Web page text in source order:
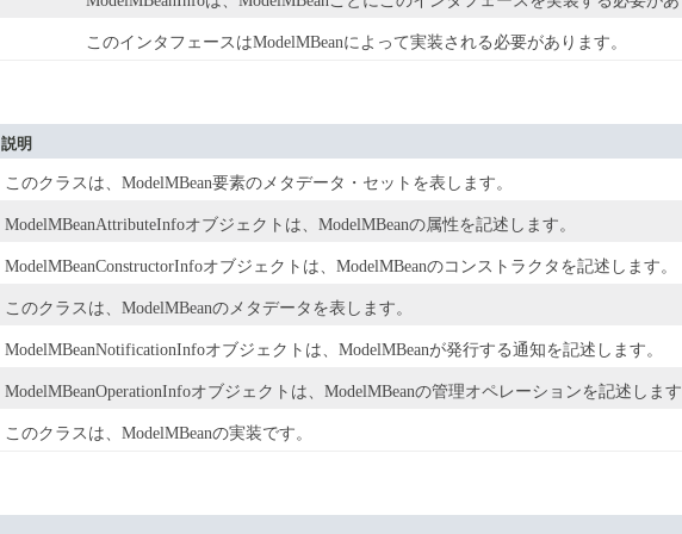
このインタフェースはModelMBeanによって実装される必要があります。
説明
このクラスは、ModelMBean要素のメタデータ・セットを表します。
ModelMBeanAttributeInfoオブジェクトは、ModelMBeanの属性を記述します。
ModelMBeanConstructorInfoオブジェクトは、ModelMBeanのコンストラクタを記述します。
このクラスは、ModelMBeanのメタデータを表します。
ModelMBeanNotificationInfoオブジェクトは、ModelMBeanが発行する通知を記述します。
ModelMBeanOperationInfoオブジェクトは、ModelMBeanの管理オペレーションを記述します
このクラスは、ModelMBeanの実装です。